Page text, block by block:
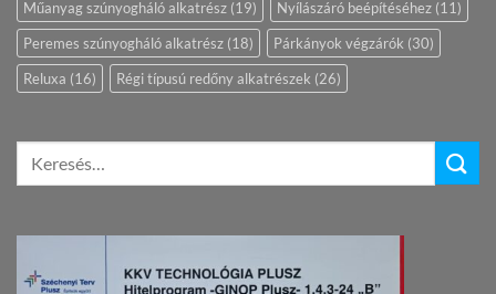
Műanyag szúnyogháló alkatrész (19) Nyílászáró beépítéséhez (11)
Peremes szúnyogháló alkatrész (18) Párkányok végzárók (30)
Reluxa (16) Régi típusú redőny alkatrészek (26)